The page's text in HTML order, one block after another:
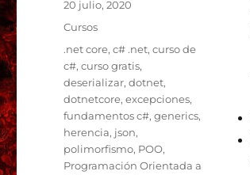
Publicado
20 julio, 2020
Categorías
Cursos
Etiquetas
.net core,c# .net,curso de
c#,curso gratis,
deserializar,dotnet,
dotnetcore,excepciones,
fundamentos c#,generics,
herencia, json,
polimorfismo, POO,
Programación Orientada a